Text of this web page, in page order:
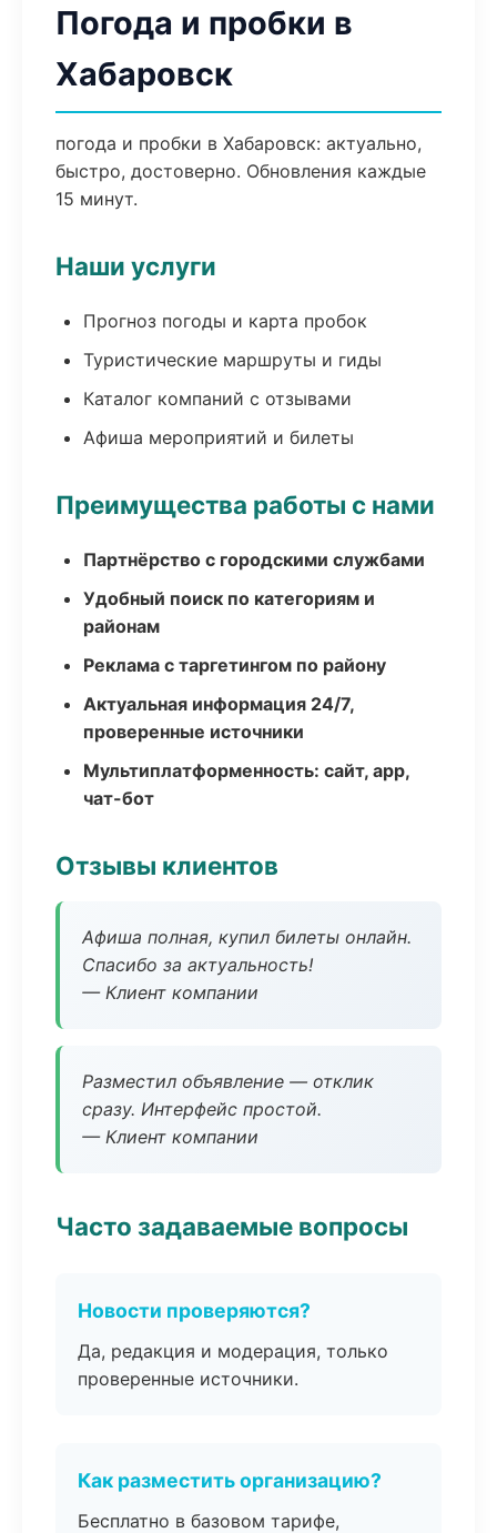
Погода и пробки в
Хабаровск
погода и пробки в Хабаровск: актуально,
быстро, достоверно. Обновления каждые
15 минут.
Наши услуги
Прогноз погоды и карта пробок
Туристические маршруты и гиды
Каталог компаний с отзывами
Афиша мероприятий и билеты
Преимущества работы с нами
Партнёрство с городскими службами
Удобный поиск по категориям и
районам
Реклама с таргетингом по району
Актуальная информация 24/7,
проверенные источники
Мультиплатформенность: сайт, app,
чат-бот
Отзывы клиентов
Афиша полная, купил билеты онлайн.
Спасибо за актуальность!
— Клиент компании
Разместил объявление — отклик
сразу. Интерфейс простой.
— Клиент компании
Часто задаваемые вопросы
Новости проверяются?
Да, редакция и модерация, только
проверенные источники.
Как разместить организацию?
Бесплатно в базовом тарифе,